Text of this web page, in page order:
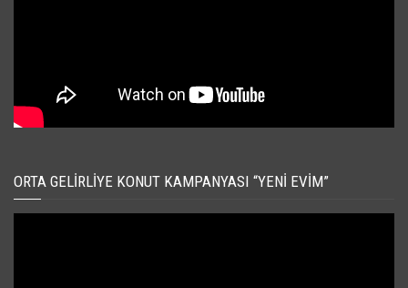
ORTA GELIRLIYE KONUT KAMPANYASI “YENI EVIM”